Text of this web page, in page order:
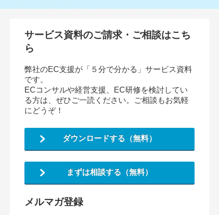
サービス資料のご請求・ご相談はこち
ら
弊社のEC支援が「５分で分かる」サービス資料
です。
ECコンサルや経営支援、EC研修を検討してい
る方は、ぜひご一読ください。ご相談もお気軽
にどうぞ！
ダウンロードする（無料）
まずは相談する（無料）
メルマガ登録